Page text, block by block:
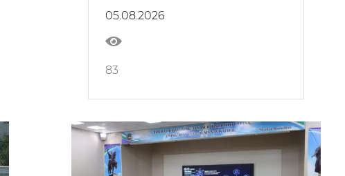
05.08.2026
83